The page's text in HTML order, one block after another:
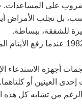
على المساعدات.
بل تجلب الأمراض
للشفقة، ببساطة.‏
‏ولكن، ثمة على الرغم من كل هذا روح غير قابلة
أجهزة الاستدعاء
إحدى العينين أو
من تشابه كل هذه